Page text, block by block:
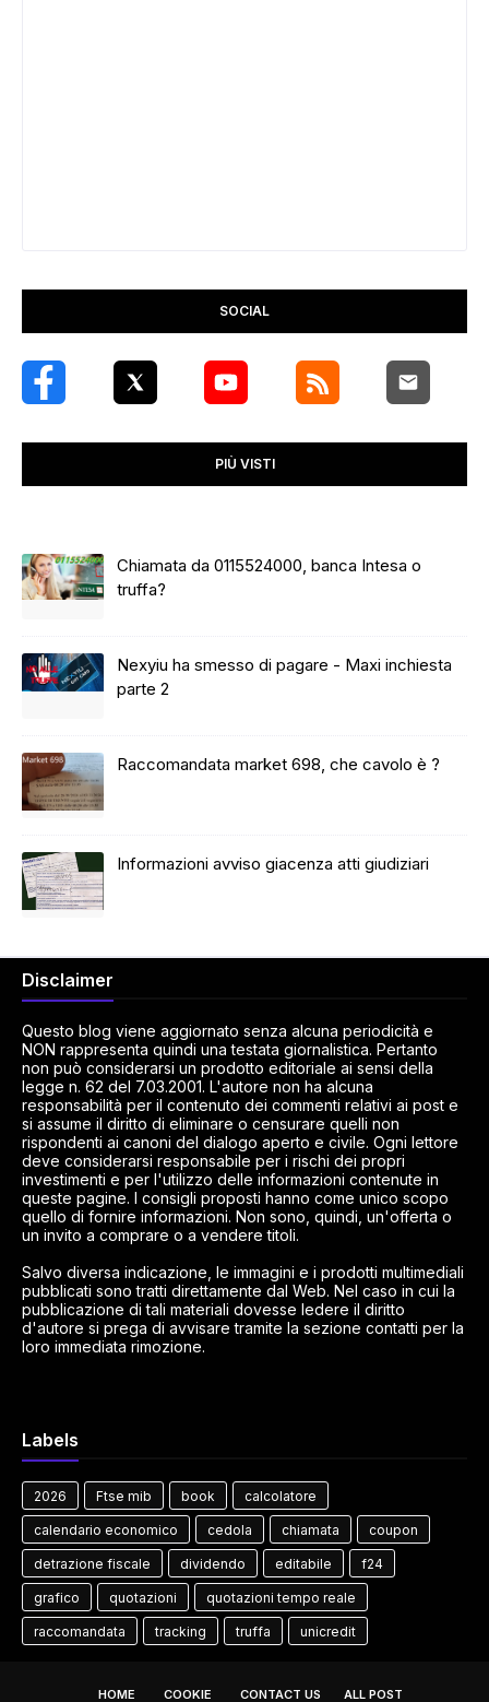
SOCIAL
PIÙ VISTI
Chiamata da 0115524000, banca Intesa o
truffa?
Nexyiu ha smesso di pagare - Maxi inchiesta
parte 2
Raccomandata market 698, che cavolo è ?
Informazioni avviso giacenza atti giudiziari
Disclaimer
Questo blog viene aggiornato senza alcuna periodicità e
NON rappresenta quindi una testata giornalistica. Pertanto
non può considerarsi un prodotto editoriale ai sensi della
legge n. 62 del 7.03.2001. L'autore non ha alcuna
responsabilità per il contenuto dei commenti relativi ai post e
si assume il diritto di eliminare o censurare quelli non
rispondenti ai canoni del dialogo aperto e civile. Ogni lettore
deve considerarsi responsabile per i rischi dei propri
investimenti e per l'utilizzo delle informazioni contenute in
queste pagine. I consigli proposti hanno come unico scopo
quello di fornire informazioni. Non sono, quindi, un'offerta o
un invito a comprare o a vendere titoli.
Salvo diversa indicazione, le immagini e i prodotti multimediali
pubblicati sono tratti direttamente dal Web. Nel caso in cui la
pubblicazione di tali materiali dovesse ledere il diritto
d'autore si prega di avvisare tramite la sezione contatti per la
loro immediata rimozione.
Labels
2026 Ftse mib book calcolatore
calendario economico cedola chiamata coupon
detrazione fiscale dividendo editabile f24
grafico quotazioni quotazioni tempo reale
raccomandata tracking truffa unicredit
HOME COOKIE CONTACT US ALL POST